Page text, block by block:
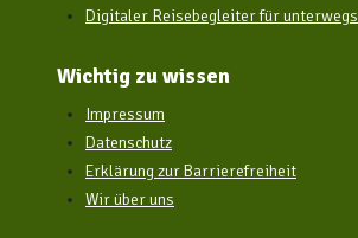
Digitaler Reisebegleiter für unterwegs
Wichtig zu wissen
Impressum
Datenschutz
Erklärung zur Barrierefreiheit
Wir über uns